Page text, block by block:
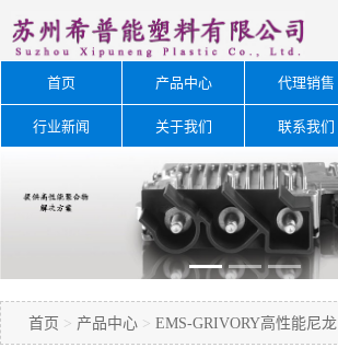
首页 产品中心 代理销售
行业新闻 关于我们 联系我们
首页 > 产品中心 > EMS-GRIVORY高性能尼龙